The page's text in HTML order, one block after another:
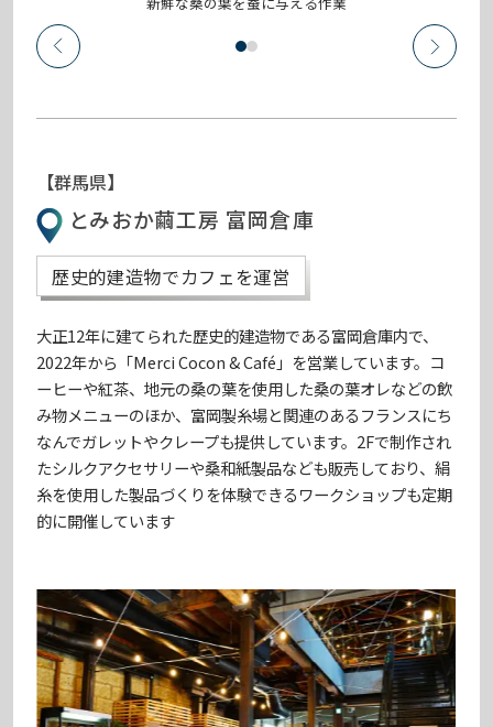
【群馬県】
とみおか繭工房 富岡倉庫
歴史的建造物でカフェを運営
大正12年に建てられた歴史的建造物である富岡倉庫内で、
2022年から「Merci Cocon & Café」を営業しています。コ
ーヒーや紅茶、地元の桑の葉を使用した桑の葉オレなどの飲
み物メニューのほか、富岡製糸場と関連のあるフランスにち
なんでガレットやクレープも提供しています。2Fで制作され
たシルクアクセサリーや桑和紙製品なども販売しており、絹
糸を使用した製品づくりを体験できるワークショップも定期
的に開催しています